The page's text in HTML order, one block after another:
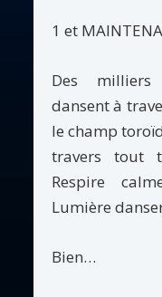
1 et
Des milliers
dansent à
le champ
travers tout
Respire
Lumière
Bien…